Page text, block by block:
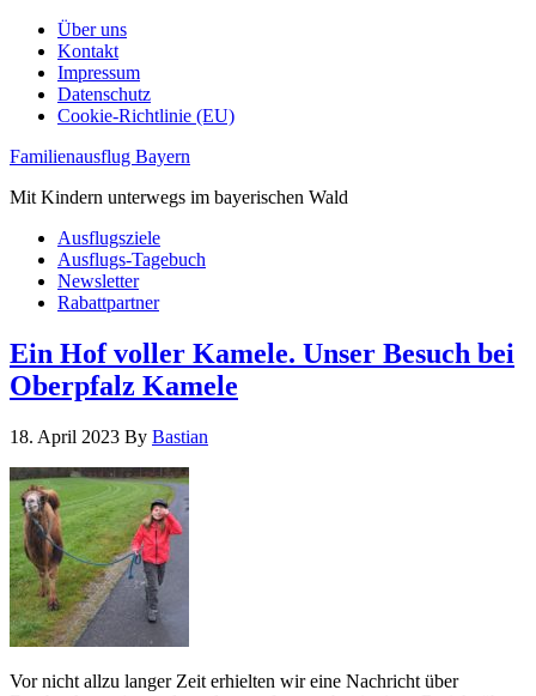
Über uns
Kontakt
Impressum
Datenschutz
Cookie-Richtlinie (EU)
Familienausflug Bayern
Mit Kindern unterwegs im bayerischen Wald
Ausflugsziele
Ausflugs-Tagebuch
Newsletter
Rabattpartner
Ein Hof voller Kamele. Unser Besuch bei
Oberpfalz Kamele
18. April 2023 By Bastian
Vor nicht allzu langer Zeit erhielten wir eine Nachricht über